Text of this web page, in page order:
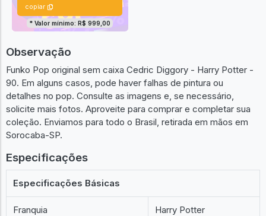
copiar
* Valor mínimo: R$ 999,00
Observação
Funko Pop original sem caixa Cedric Diggory - Harry Potter -
90. Em alguns casos, pode haver falhas de pintura ou
detalhes no pop. Consulte as imagens e, se necessário,
solicite mais fotos. Aproveite para comprar e completar sua
coleção. Enviamos para todo o Brasil, retirada em mãos em
Sorocaba-SP.
Especificações
Especificações Básicas
Franquia Harry Potter